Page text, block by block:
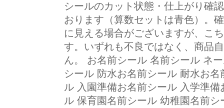
シールのカット状態・仕上がり確
おります（算数セットは青色）。
に見える場合がございますが、こ
す。いずれも不良ではなく、商品
ん。 お名前シール 名前シール ネ
シール 防水お名前シール 耐水お
ル 入園準備お名前シール 入学準
ル 保育園名前シール 幼稚園名前